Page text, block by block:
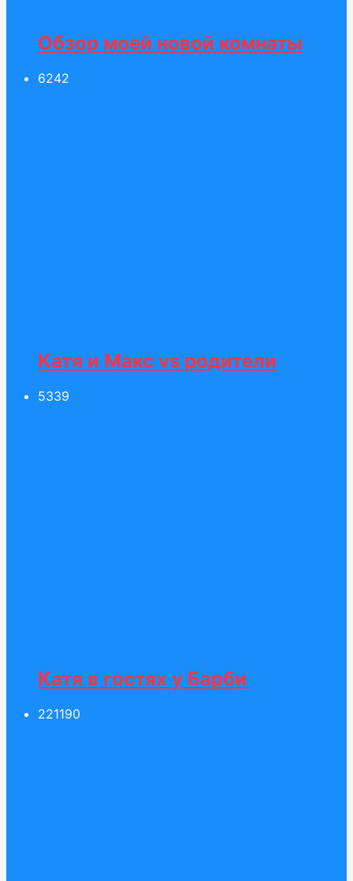
Обзор моей новой комнаты
6242
Катя и Макс vs родители
5339
Катя в гостях у Барби
221190